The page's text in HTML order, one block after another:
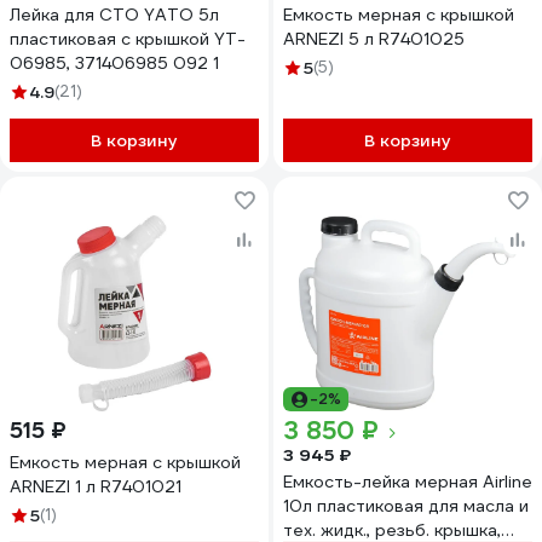
Лейка для СТО YATO 5л
пластиковая с крышкой YT-
06985, 371406985 092 1
4.9(21)
В корзину
Емкость мерная с крышкой
ARNEZI 5 л R7401025
5(5)
В корзину
515 ₽
Емкость мерная с крышкой
ARNEZI 1 л R7401021
5(1)
-2%
3 850 ₽
3 945 ₽
Емкость-лейка мерная Airline
10л пластиковая для масла и
тех. жидк., резьб. крышка,